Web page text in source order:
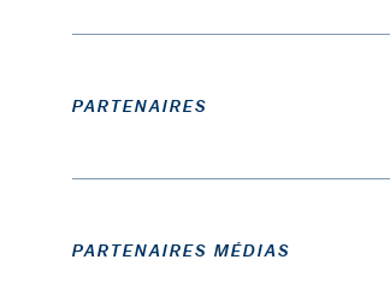
PARTENAIRES
PARTENAIRES MÉDIAS